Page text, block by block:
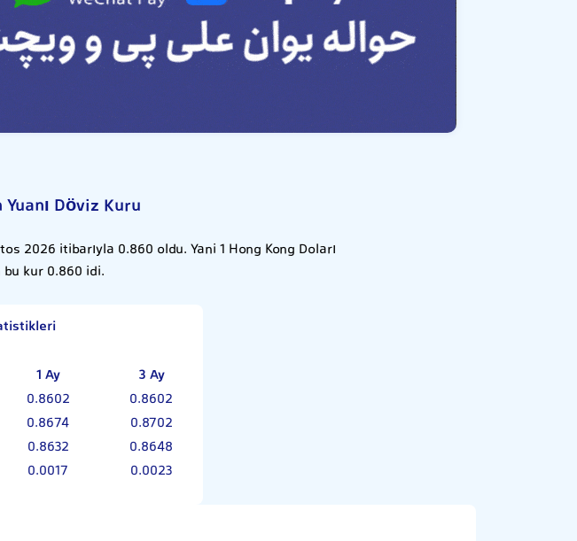
Döviz Kuru
2026 itibarıyla 0.860 oldu. Yani 1 Hong Kong Doları
bu kur 0.860 idi.
1 Ay
3 Ay
0.8602
0.8602
0.8674
0.8702
0.8632
0.8648
0.0017 0.0023